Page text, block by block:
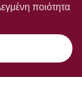
ποιότητα